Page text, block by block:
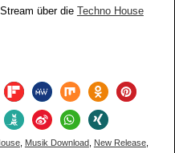
über die Techno House
, Musik Download, New Release,